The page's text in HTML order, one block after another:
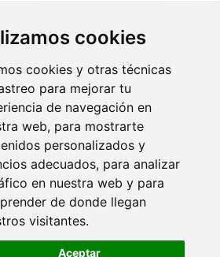
cookies
cookies y otras técnicas
para mejorar tu
de navegación en
web, para mostrarte
personalizados y
adecuados, para analizar
en nuestra web y para
de donde llegan
visitantes.
Aceptar
Foro
DE PAGO ACEPTADOS
🍪